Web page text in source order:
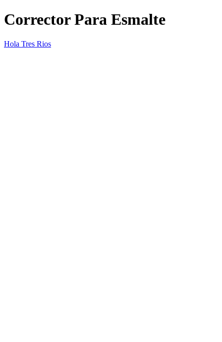
Corrector Para Esmalte
Hola Tres Rios